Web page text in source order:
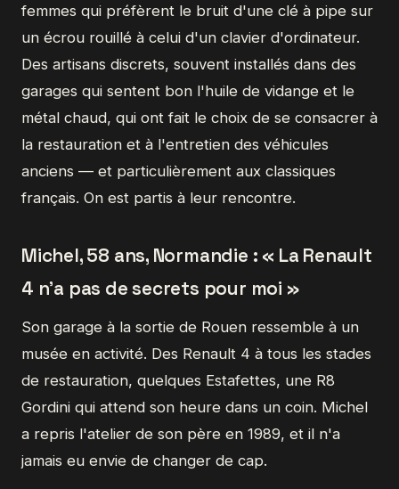
femmes qui préfèrent le bruit d'une clé à pipe sur
un écrou rouillé à celui d'un clavier d'ordinateur.
Des artisans discrets, souvent installés dans des
garages qui sentent bon l'huile de vidange et le
métal chaud, qui ont fait le choix de se consacrer à
la restauration et à l'entretien des véhicules
anciens — et particulièrement aux classiques
français. On est partis à leur rencontre.
Michel, 58 ans, Normandie : « La Renault
4 n'a pas de secrets pour moi »
Son garage à la sortie de Rouen ressemble à un
musée en activité. Des Renault 4 à tous les stades
de restauration, quelques Estafettes, une R8
Gordini qui attend son heure dans un coin. Michel
a repris l'atelier de son père en 1989, et il n'a
jamais eu envie de changer de cap.